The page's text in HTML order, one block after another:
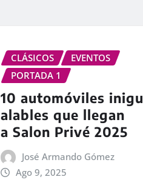
CLÁSICOS
EVENTOS
PORTADA 1
10 automóviles inigu
alables que llegan
a Salon Privé 2025
José Armando Gómez
Ago 9, 2025